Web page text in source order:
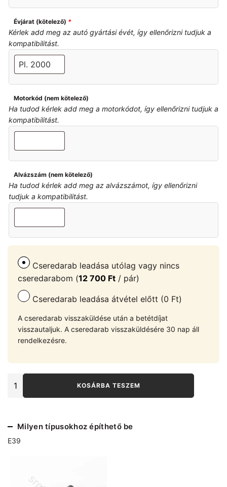
Évjárat (kötelező) *
Kérlek add meg az autó gyártási évét, így ellenőrizni tudjuk a
kompatibilitást.
Motorkód (nem kötelező)
Ha tudod kérlek add meg a motorkódot, így ellenőrizni tudjuk a
kompatibilitást.
Alvázszám (nem kötelező)
Ha tudod kérlek add meg az alvázszámot, így ellenőrizni
tudjuk a kompatibilitást.
Cseredarab leadása utólag vagy nincs
cseredarabom (12 700 Ft / pár)
Cseredarab leadása átvétel előtt (0 Ft)
A cseredarab visszaküldése után a betétdíjat
visszautaljuk. A cseredarab visszaküldésére 30 nap áll
rendelkezésre.
E39
féknyereg
tengelyre
mennyiség
KOSÁRBA TESZEM
Milyen típusokhoz építhető be
E39